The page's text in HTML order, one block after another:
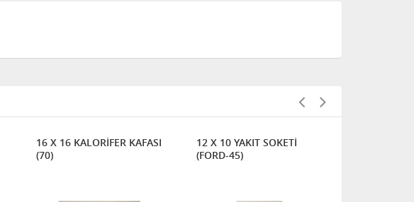
16 X 16 KALORİFER KAFASI
(70)
12 X 10 YAKIT SOKETİ
(FORD-45)